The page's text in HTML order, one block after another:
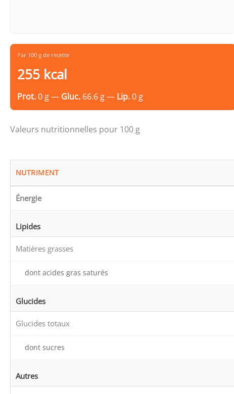
Par 100 g de recette
255 kcal
Prot.0 g — Gluc. 66.6 g — Lip.0 g
Valeurs nutritionnelles pour 100 g
NUTRIMENT
Énergie
Lipides
Matières grasses
dont acides gras saturés
Glucides
Glucides totaux
dont sucres
Autres